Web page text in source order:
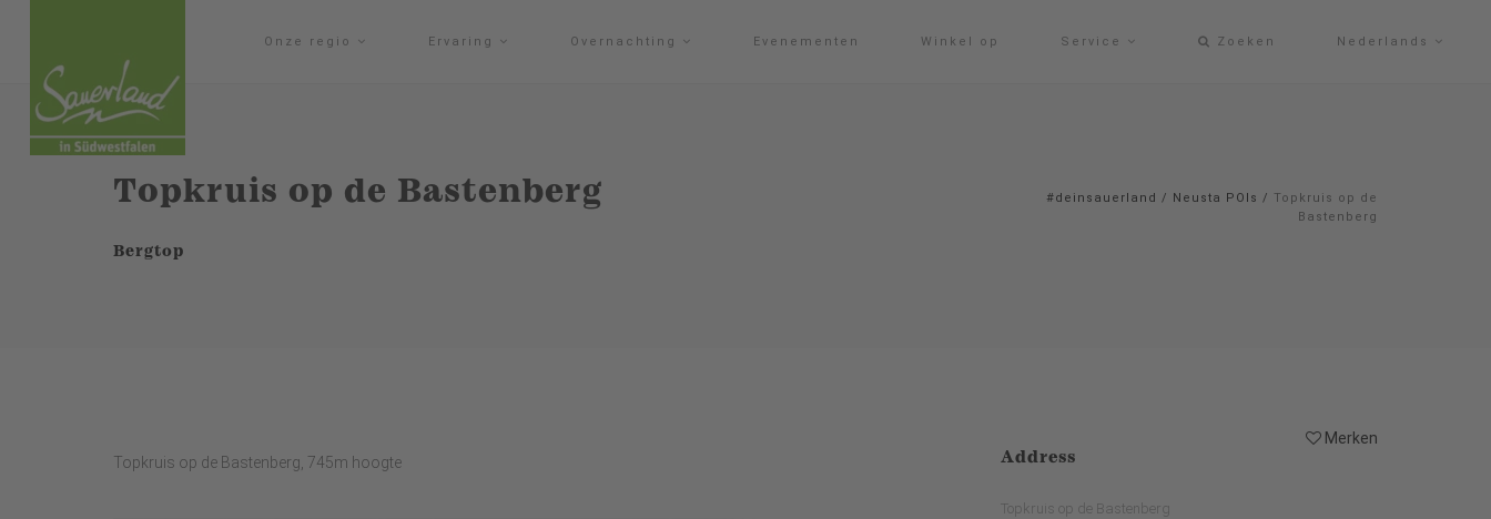
Onze regio Ervaring Overnachting Evenementen Winkel op Service Zoeken Nederlands
Topkruis op de Bastenberg
Bergtop
#deinsauerland / Neusta POIs / Topkruis op de
Bastenberg
Merken
Topkruis op de Bastenberg, 745m hoogte
Address
Topkruis op de Bastenberg